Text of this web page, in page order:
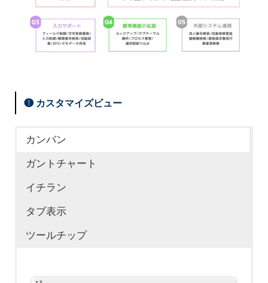
❶ カスタマイズビュー
カンバン
ガントチャート
イチラン
タブ表示
ツールチップ